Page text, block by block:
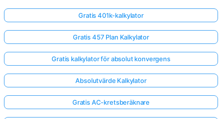
Gratis 401k-kalkylator
Gratis 457 Plan Kalkylator
Gratis kalkylator för absolut konvergens
Absolutvärde Kalkylator
Gratis AC-kretsberäknare